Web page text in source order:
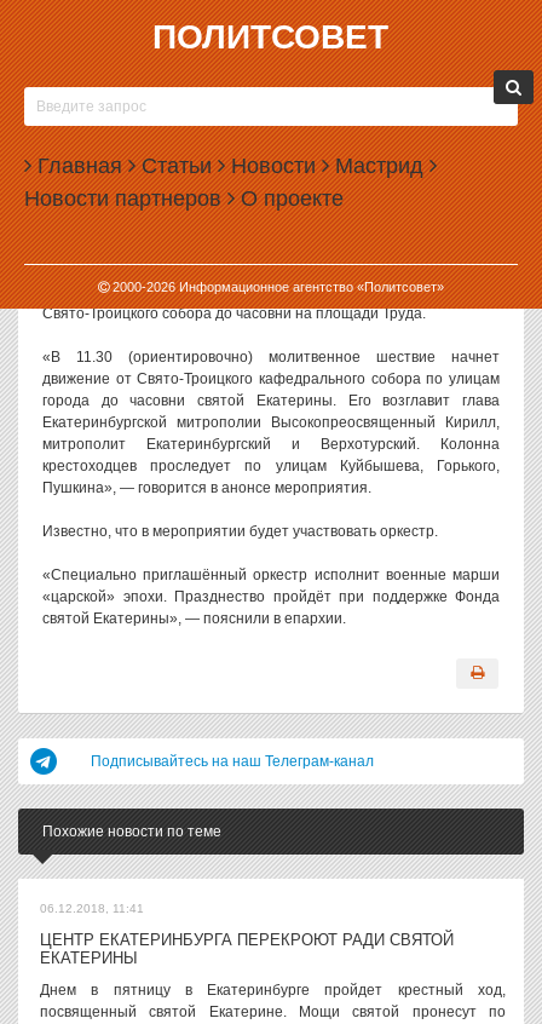
ПОЛИТСОВЕТ
Главная Статьи Новости Мастрид
Новости партнеров О проекте
2000-2026Информационное агентство «Политсовет»
05.12.2019, 12:59
В ЕКАТЕРИНБУРГЕ В ЧЕСТЬ СВЯТОЙ
ЕКАТЕРИНЫ ПРОВЕДУТ КРЕСТНЫЙ ХОД С
ОРКЕСТРОМ
В ближайшую субботу в центре Екатеринбурга РПЦ проведет
крестный ход в честь святой Екатерины.
Как сообщили в пресс-службе Екатеринбургской епархии,
шествие верующих состоится днем 7 декабря 2019 года от
Свято-Троицкого собора до часовни на площади Труда.
«В 11.30 (ориентировочно) молитвенное шествие начнет
движение от Свято-Троицкого кафедрального собора по улицам
города до часовни святой Екатерины. Его возглавит глава
Екатеринбургской митрополии Высокопреосвященный Кирилл,
митрополит Екатеринбургский и Верхотурский. Колонна
крестоходцев проследует по улицам Куйбышева, Горького,
Пушкина», — говорится в анонсе мероприятия.
Известно, что в мероприятии будет участвовать оркестр.
«Специально приглашённый оркестр исполнит военные марши
«царской» эпохи. Празднество пройдёт при поддержке Фонда
святой Екатерины», — пояснили в епархии.
Подписывайтесь на наш Телеграм-канал
Похожие новости по теме
06.12.2018, 11:41
ЦЕНТР ЕКАТЕРИНБУРГА ПЕРЕКРОЮТ РАДИ СВЯТОЙ
ЕКАТЕРИНЫ
Днем в пятницу в Екатеринбурге пройдет крестный ход,
посвященный святой Екатерине. Мощи святой пронесут по